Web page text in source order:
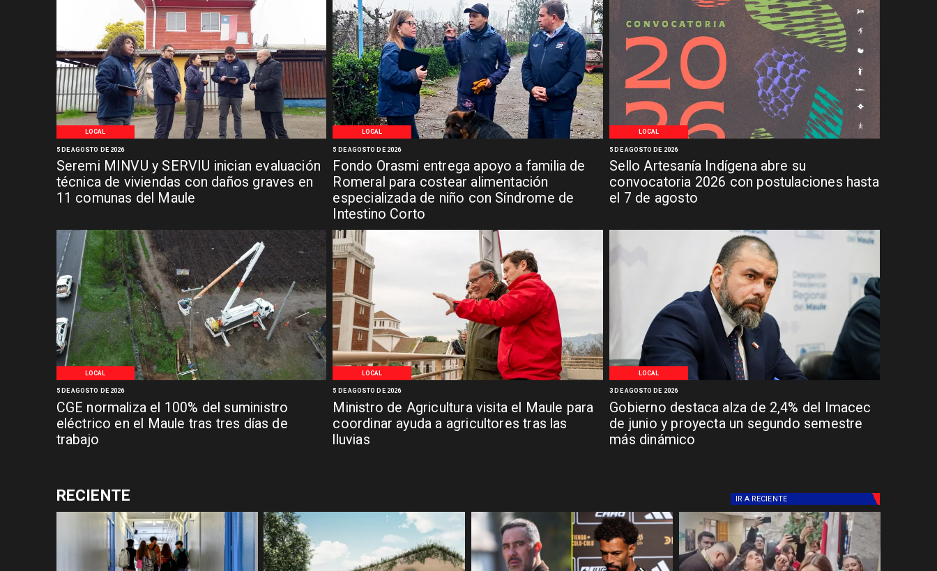
LOCAL
Seremi MINVU y SERVIU inician evaluación
técnica de viviendas con daños graves en
11 comunas del Maule
5 DE AGOSTO DE 2026
LOCAL
Fondo Orasmi entrega apoyo a familia de
Romeral para costear alimentación
especializada de niño con Síndrome de
Intestino Corto
5 DE AGOSTO DE 2026
LOCAL
Sello Artesanía Indígena abre su
convocatoria 2026 con postulaciones hasta
el 7 de agosto
5 DE AGOSTO DE 2026
LOCAL
CGE normaliza el 100% del suministro
eléctrico en el Maule tras tres días de
trabajo
5 DE AGOSTO DE 2026
LOCAL
Ministro de Agricultura visita el Maule para
coordinar ayuda a agricultores tras las
lluvias
5 DE AGOSTO DE 2026
LOCAL
Gobierno destaca alza de 2,4% del Imacec
de junio y proyecta un segundo semestre
más dinámico
3 DE AGOSTO DE 2026
RECIENTE IR A RECIENTE